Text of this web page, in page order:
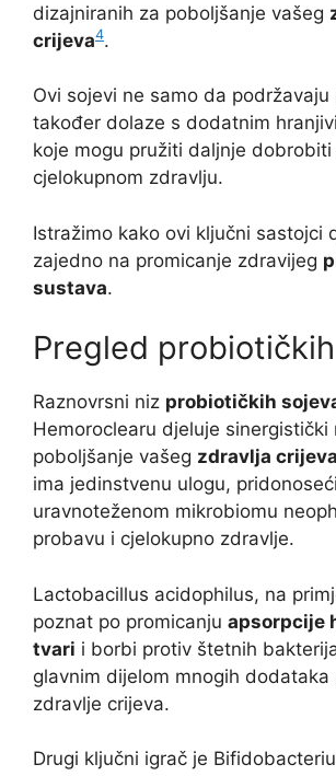
dizajniranih za poboljšanje vašeg
crijeva4.
Ovi sojevi ne samo da
također dolaze s dodatnim
koje mogu pružiti daljnje dobrobiti
cjelokupnom zdravlju.
Istražimo kako ovi ključni sastojci
zajedno na promicanje zdravijeg
sustava.
Pregled
Raznovrsni niz probiotičkih
Hemoroclearu djeluje sinergistički
poboljšanje vašeg zdravlja crijeva
ima jedinstvenu ulogu, pridonoseći
uravnoteženom mikrobiomu
probavu i cjelokupno zdravlje.
Lactobacillus acidophilus, na
poznat po promicanju apsorpcije
tvari i borbi protiv štetnih
glavnim dijelom mnogih dodataka
zdravlje crijeva.
Drugi ključni igrač je